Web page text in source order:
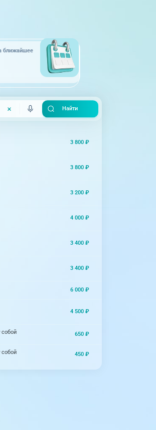
ближайшее
3 800 ₽
3 800 ₽
3 200 ₽
4 000 ₽
3 400 ₽
3 400 ₽
6 000 ₽
4 500 ₽
650 ₽
450 ₽